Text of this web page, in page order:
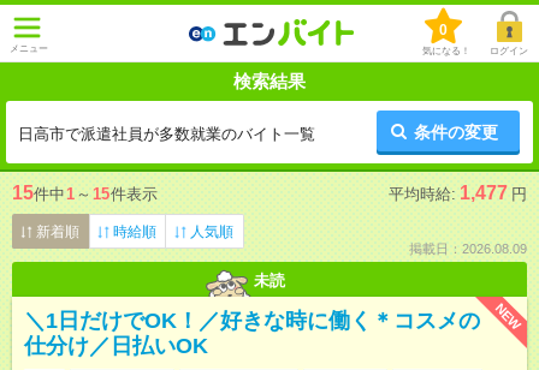
メニュー
0
気になる！ ログイン
検索結果
日高市で派遣社員が多数就業のバイト一覧 条件の変更
15件中1 ～ 15件表示 平均時給: 1,477 円
新着順 時給順 人気順
掲載日：2026.08.09
未読
NEW
＼1日だけでOK！／好きな時に働く＊コスメの
仕分け／日払いOK